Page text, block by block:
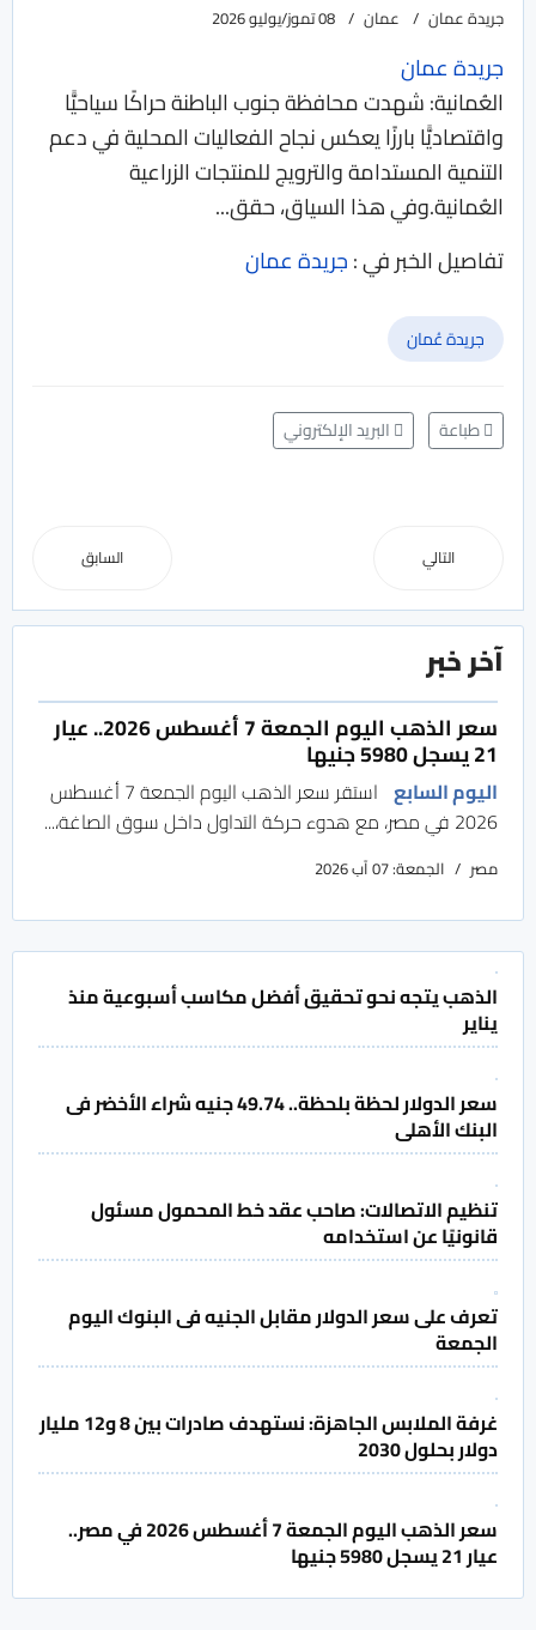
جريدة عمان عمان 08 تموز/يوليو 2026
جريدة عمان
العُمانية: شهدت محافظة جنوب الباطنة حراكًا سياحيًّا
واقتصاديًّا بارزًا يعكس نجاح الفعاليات المحلية في دعم
التنمية المستدامة والترويج للمنتجات الزراعية
العُمانية.وفي هذا السياق، حقق...
تفاصيل الخبر في :جريدة عمان
جريدة عُمان
طباعة البريد الإلكتروني
السابق التالي
آخر خبر
سعر الذهب اليوم الجمعة 7 أغسطس 2026.. عيار
21 يسجل 5980 جنيها
اليوم السابع
استقر سعر الذهب اليوم الجمعة 7 أغسطس
2026 في مصر، مع هدوء حركة التداول داخل سوق الصاغة،...
مصر الجمعة: 07 آب 2026
الذهب يتجه نحو تحقيق أفضل مكاسب أسبوعية منذ
يناير
سعر الدولار لحظة بلحظة.. 49.74 جنيه شراء الأخضر فى
البنك الأهلى
تنظيم الاتصالات: صاحب عقد خط المحمول مسئول
قانونيًا عن استخدامه
تعرف على سعر الدولار مقابل الجنيه فى البنوك اليوم
الجمعة
غرفة الملابس الجاهزة: نستهدف صادرات بين 8 و12 مليار
دولار بحلول 2030
سعر الذهب اليوم الجمعة 7 أغسطس 2026 في مصر..
عيار 21 يسجل 5980 جنيها